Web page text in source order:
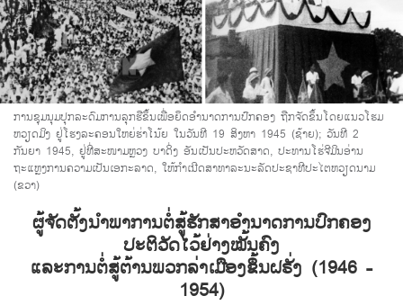
ການຊຸມນຸມປຸກລະດົມການລຸກຮືຂຶ້ນເພື່ອຍຶດອຳນາດການປົກຄອງ ຖືກຈັດຂຶ້ນໂດຍແນວໂຮມ
ຫວຽດມິງ ຢູ່ໂຮງລະຄອນໃຫຍ່ຮ່າໂນ້ຍ ໃນວັນທີ 19 ສິງຫາ 1945 (ຊ້າຍ); ວັນທີ 2
ກັນຍາ 1945, ຢູ່ທີ່ສະໜາມຫຼວງ ບາດິ່ງ ອັນເປັນປະຫວັດສາດ, ປະທານໂຮ່ຈີມິນອ່ານ
ຖະແຫຼງການຄວາມເປັນເອກະລາດ, ໃຫ້ກຳເນີດສາທາລະນະລັດປະຊາທີປະໄຕຫວຽດນາມ
(ຂວາ)
ຜູ້​ຈັດ​ຕັ້ງ​ນຳພາ​ການ​ຕໍ່ສູ້ຮັກສາ​ອຳນາດ​ການ​ປົກຄອງ​
ປະຕິວັດ​ໄວ້​ຢ່າງ​ໝັ້ນຄົງ
​ແລະການ​ຕໍ່ສູ້​ຕ້ານ​ພວກ​ລ່າ​ເມືອງ​ຂຶ້ນ​ຝຣັ່ງ (1946 -
1954)